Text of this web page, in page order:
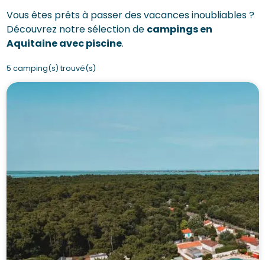
Vous êtes prêts à passer des vacances inoubliables ?
Découvrez notre sélection de campings en
Aquitaine avec piscine.
5 camping(s) trouvé(s)